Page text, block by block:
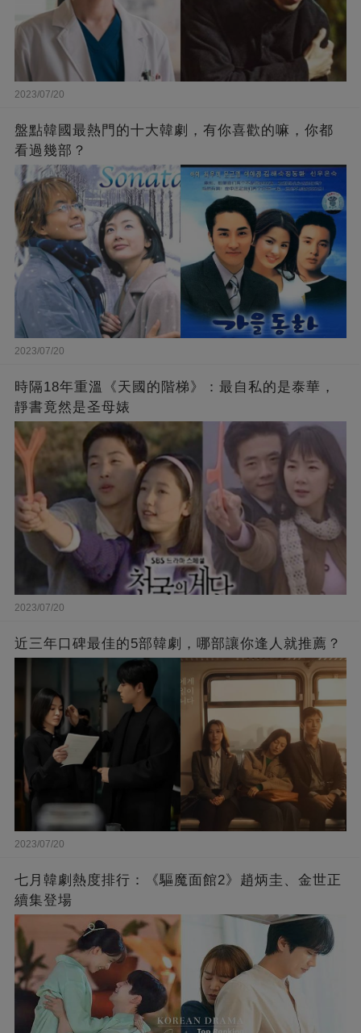
2023/07/20
盤點韓國最熱門的十大韓劇，有你喜歡的嘛，你都
看過幾部？
2023/07/20
時隔18年重溫《天國的階梯》：最自私的是泰華，
靜書竟然是圣母婊
2023/07/20
近三年口碑最佳的5部韓劇，哪部讓你逢人就推薦？
2023/07/20
七月韓劇熱度排行：《驅魔面館2》趙炳圭、金世正
續集登場